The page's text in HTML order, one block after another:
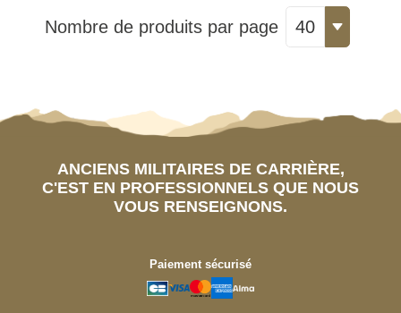
Nombre de produits par page 40
ANCIENS MILITAIRES DE CARRIÈRE,
C'EST EN PROFESSIONNELS QUE NOUS
VOUS RENSEIGNONS.
Paiement sécurisé